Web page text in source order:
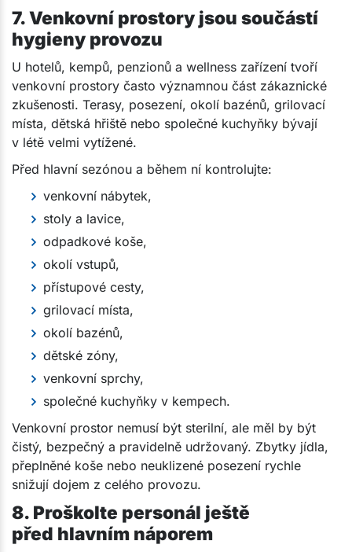
7. Venkovní prostory jsou součástí
hygieny provozu
U hotelů, kempů, penzionů a wellness zařízení tvoří
venkovní prostory často významnou část zákaznické
zkušenosti. Terasy, posezení, okolí bazénů, grilovací
místa, dětská hřiště nebo společné kuchyňky bývají
v létě velmi vytížené.
Před hlavní sezónou a během ní kontrolujte:
venkovní nábytek,
stoly a lavice,
odpadkové koše,
okolí vstupů,
přístupové cesty,
grilovací místa,
okolí bazénů,
dětské zóny,
venkovní sprchy,
společné kuchyňky v kempech.
Venkovní prostor nemusí být sterilní, ale měl by být
čistý, bezpečný a pravidelně udržovaný. Zbytky jídla,
přeplněné koše nebo neuklizené posezení rychle
snižují dojem z celého provozu.
8. Proškolte personál ještě
před hlavním náporem